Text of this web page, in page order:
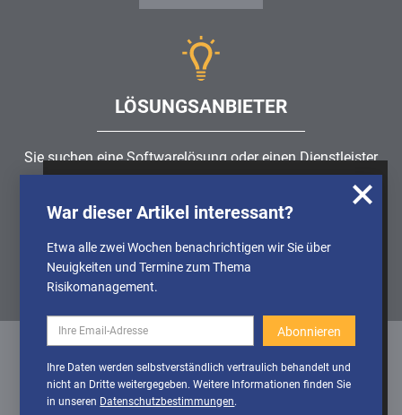
Informationen über die Nutzung unserer
Webseite zu erhalten und unser Angebot so
stetig verbessern zu können. Weitere
Informationen finden Sie in unserer
deaktivieren
Cookies aktivieren
LÖSUNGSANBIETER
Sie suchen eine Softwarelösung oder einen Dienstleister
rund um die ThemenRisikomanagement,GRC, IKS oder
ISMS?
Partner finden
Datenschutz/Impressum/Sitemap
© 1999 - 2026 RiskNET GmbH - The Risk Management Network
War dieser Artikel interessant?
Etwa alle zwei Wochen benachrichtigen wir Sie über
Neuigkeiten und Termine zum Thema
Risikomanagement.
Ihre Daten werden selbstverständlich vertraulich behandelt und
nicht an Dritte weitergegeben. Weitere Informationen finden Sie
in unseren Datenschutzbestimmungen.